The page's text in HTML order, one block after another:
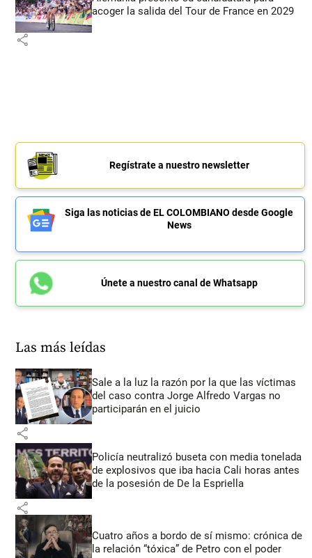
acoger la salida del Tour de France en 2029
share
Regístrate a nuestro newsletter
Siga las noticias de EL COLOMBIANO desde Google
News
Únete a nuestro canal de Whatsapp
Las más leídas
Sale a la luz la razón por la que las víctimas
del caso contra Jorge Alfredo Vargas no
participarán en el juicio
share
Policía neutralizó buseta con media tonelada
de explosivos que iba hacia Cali horas antes
de la posesión de De la Espriella
share
Cuatro años a bordo de sí mismo: crónica de
la relación “tóxica” de Petro con el poder